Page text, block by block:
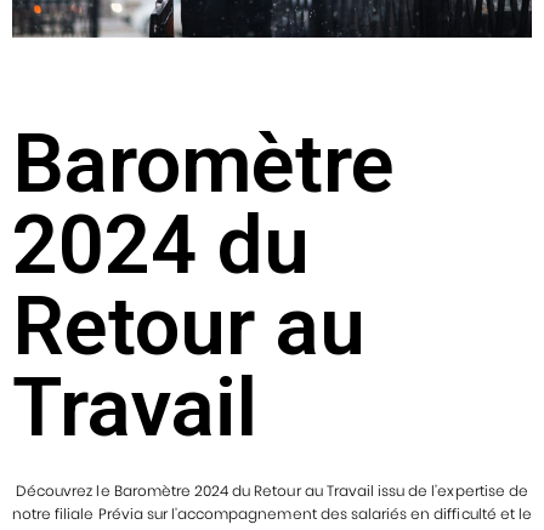
Baromètre
2024 du
Retour au
Travail
Découvrez le Baromètre 2024 du Retour au Travail issu de l’expertise de
notre filiale Prévia sur l’accompagnement des salariés en difficulté et le